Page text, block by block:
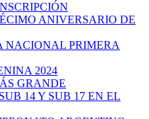
ANIVERSARIO DE
NACIONAL PRIMERA
2024
GRANDE
14 Y SUB 17 EN EL